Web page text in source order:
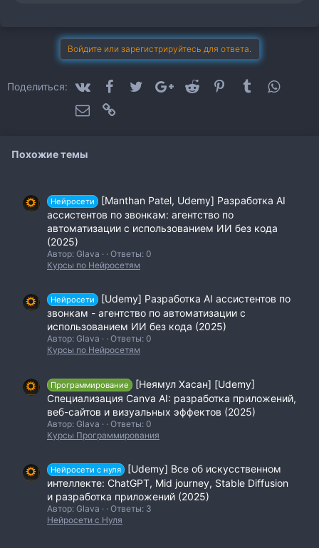
Войдите или зарегистрируйтесь для ответа.
Поделиться: VK FacebookTwitterGoogle+Reddit PinterestTumblr
Электронная почта
Похожие темы
Нейросети
[Manthan Patel, Udemy] Разработка AI
ассистентов по звонкам: агентство по
автоматизации с использованием ИИ без кода
(2025)
Автор: Glava
Ответы: 0
Курсы по Нейросетям
Нейросети
[Udemy] Разработка AI ассистентов по
звонкам - агентство по автоматизации с
использованием ИИ без кода (2025)
Автор: Glava
Ответы: 0
Курсы по Нейросетям
Программирование
[Неямул Хасан] [Udemy]
Специализация Canva AI: разработка приложений,
веб-сайтов и визуальных эффектов (2025)
Автор: Glava
Ответы: 0
Курсы Программирования
Нейросети с нуля
[Udemy] Все об искусственном
интеллекте: ChatGPT, Mid journey, Stable Diffusion
и разработка приложений (2025)
Автор: Glava
Ответы: 3
Нейросети с Нуля